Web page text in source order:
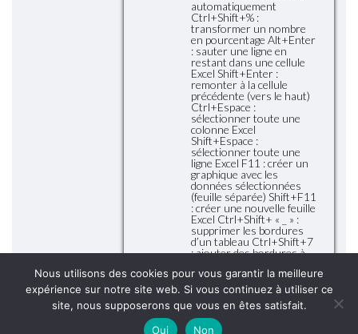
automatiquement
Ctrl+Shift+% :
transformer un nombre
en pourcentage Alt+Enter
: sauter une ligne en
restant dans une cellule
Excel Shift+Enter :
remonter à la cellule
précédente (vers le haut)
Ctrl+Espace :
sélectionner toute une
colonne Excel
Shift+Espace :
sélectionner toute une
ligne Excel F11 : créer un
graphique avec les
données sélectionnées
(feuille séparée) Shift+F11
: créer une nouvelle feuille
Excel Ctrl+Shift+ « _ » :
supprimer les bordures
d’un tableau Ctrl+Shift+7
: ajouter des bordures à
Nous utilisons des cookies pour vous garantir la meilleure
expérience sur notre site web. Si vous continuez à utiliser ce
site, nous supposerons que vous en êtes satisfait.
Oui
Non